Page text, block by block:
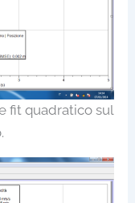
fit quadratico sul